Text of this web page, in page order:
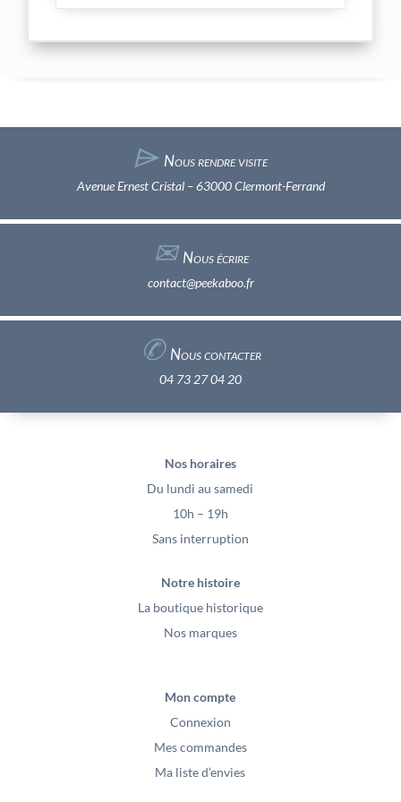
⌲ Nous rendre visite
Avenue Ernest Cristal – 63000 Clermont-Ferrand
✉︎Nous écrire
contact@peekaboo.fr
✆ Nous contacter
04 73 27 04 20
Nos horaires
Du lundi au samedi
10h – 19h
Sans interruption
Notre histoire
La boutique historique
Nos marques
Mon compte
Connexion
Mes commandes
Ma liste d’envies